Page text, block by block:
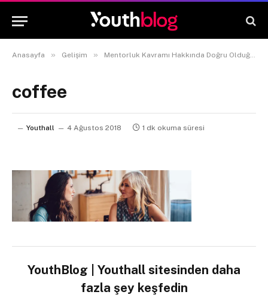
Anasayfa » Gelişim » Mentorluk Kavramı Hakkında Doğru Olduğu Düşünülen 3 Efsane
coffee
Youthall 4 Ağustos 2018 1 dk okuma süresi
YouthBlog | Youthall sitesinden daha
fazla şey keşfedin